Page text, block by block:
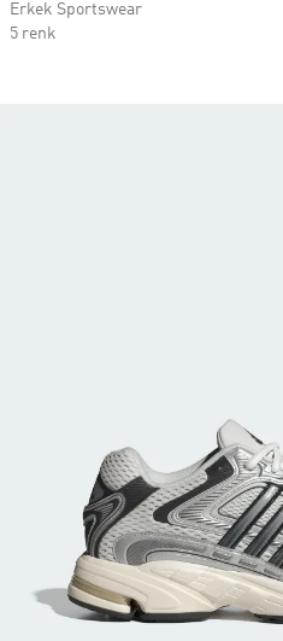
Erkek Sportswear
5 renk